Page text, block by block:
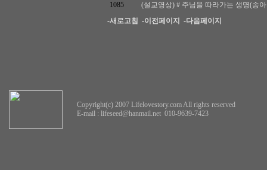
1085
(설교영상) # 주님을 따라가는 생명(송
-새로고침 -이전페이지 -다음페이지
Copyright(c) 2007 Lifelovestory.com All rights reserved
E-mail : lifeseed@hanmail.net 010-9639-7423